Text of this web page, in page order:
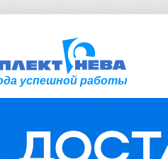
успешной работы